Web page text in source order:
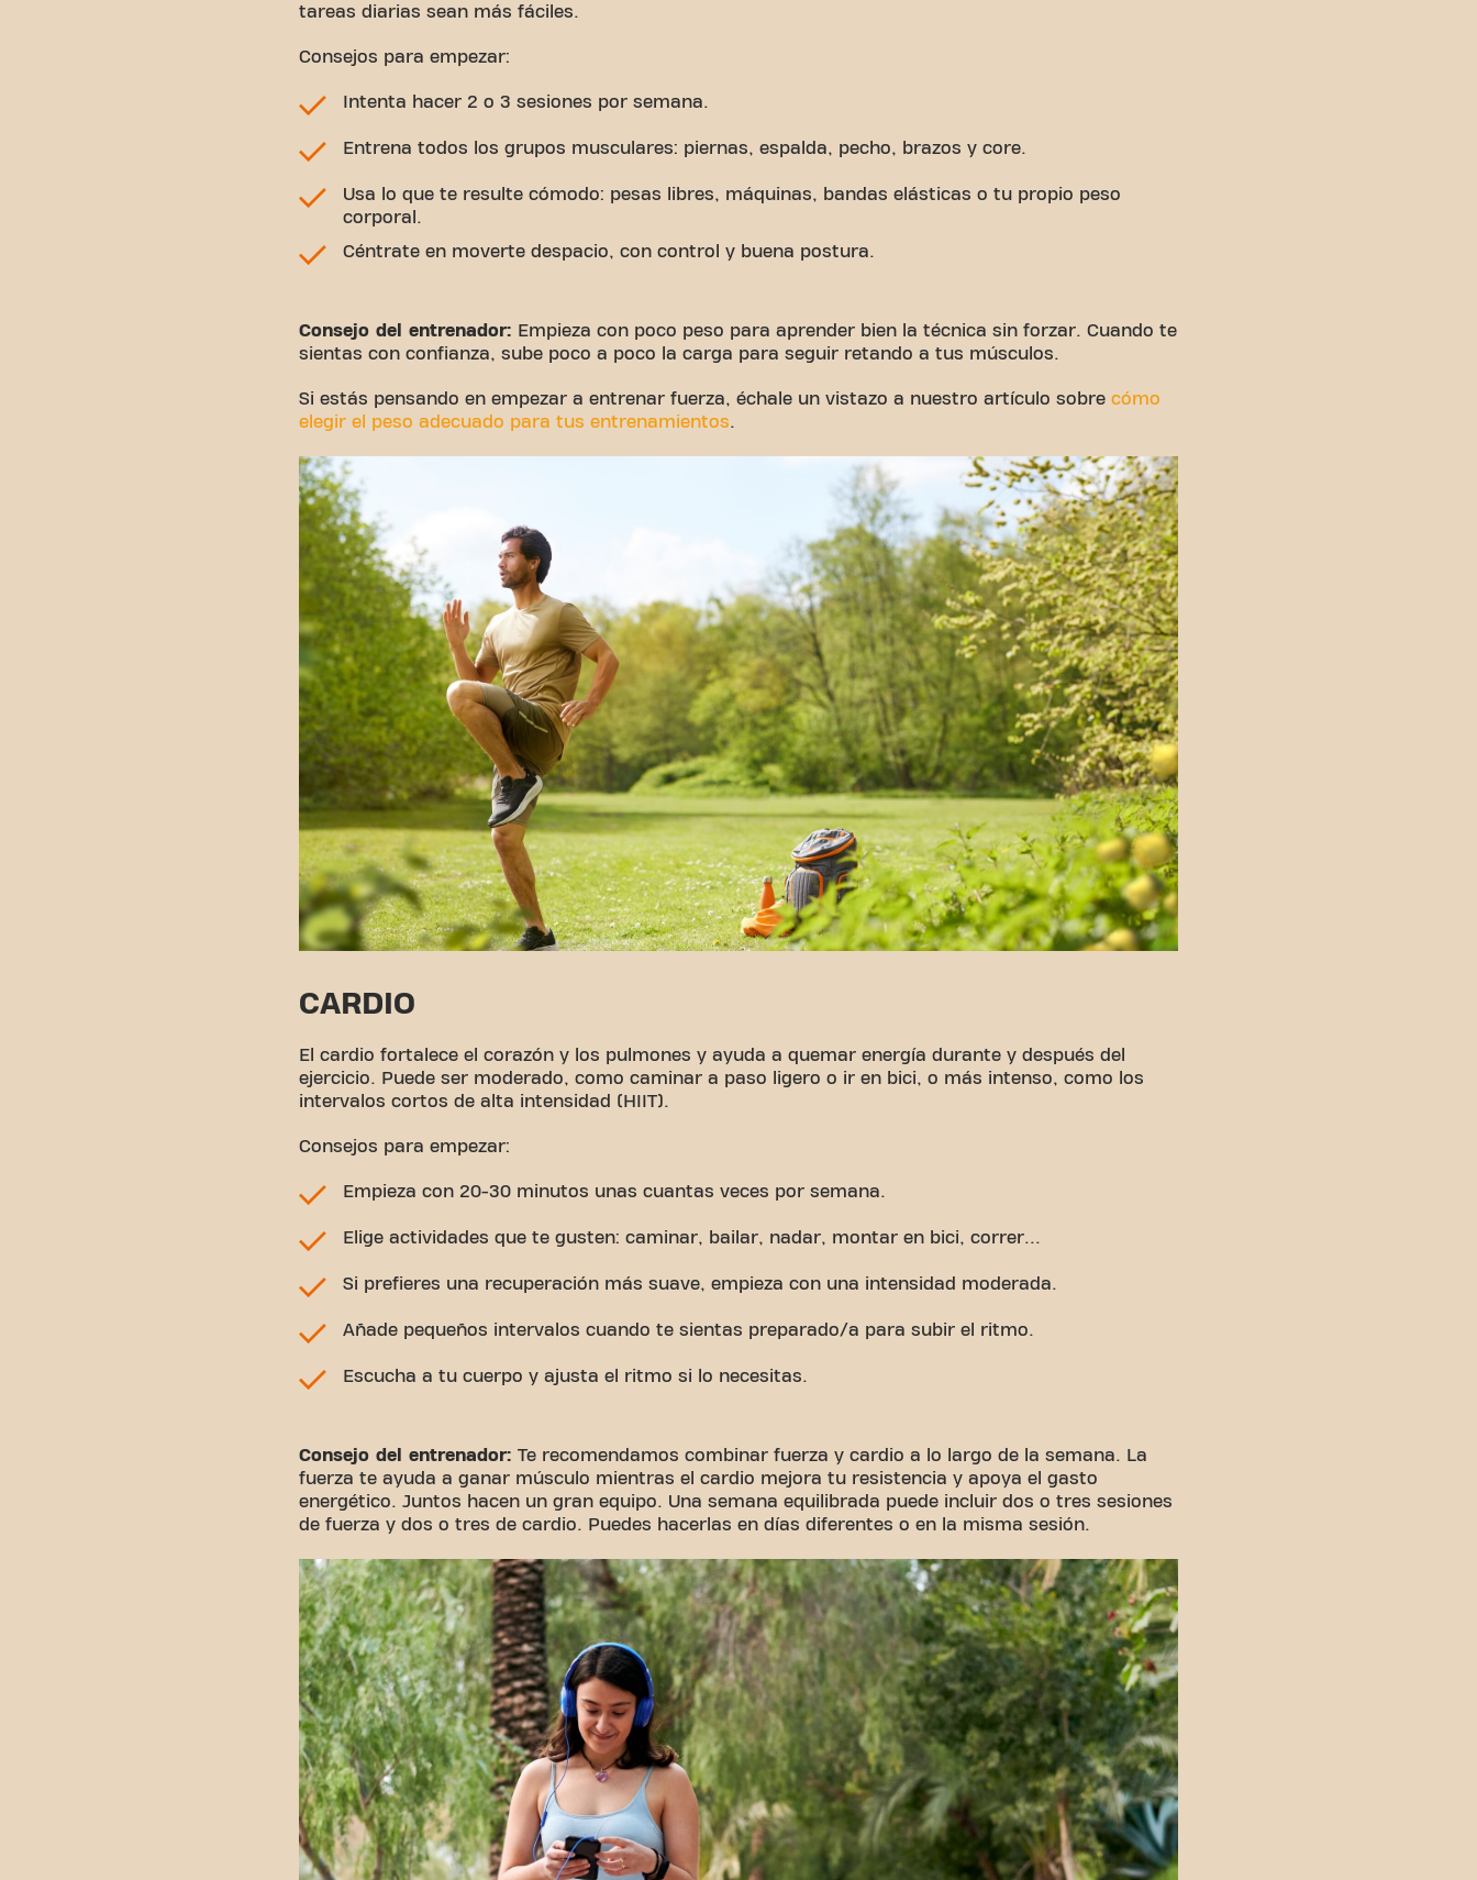
tareas diarias sean más fáciles.
Consejos para empezar:
Intenta hacer 2 o 3 sesiones por semana.
Entrena todos los grupos musculares: piernas, espalda, pecho, brazos y core.
Usa lo que te resulte cómodo: pesas libres, máquinas, bandas elásticas o tu propio peso
corporal.
Céntrate en moverte despacio, con control y buena postura.
Consejo del entrenador: Empieza con poco peso para aprender bien la técnica sin forzar. Cuando te
sientas con confianza, sube poco a poco la carga para seguir retando a tus músculos.
Si estás pensando en empezar a entrenar fuerza, échale un vistazo a nuestro artículo sobre cómo
elegir el peso adecuado para tus entrenamientos.
CARDIO
El cardio fortalece el corazón y los pulmones y ayuda a quemar energía durante y después del
ejercicio. Puede ser moderado, como caminar a paso ligero o ir en bici, o más intenso, como los
intervalos cortos de alta intensidad (HIIT).
Consejos para empezar:
Empieza con 20-30 minutos unas cuantas veces por semana.
Elige actividades que te gusten: caminar, bailar, nadar, montar en bici, correr...
Si prefieres una recuperación más suave, empieza con una intensidad moderada.
Añade pequeños intervalos cuando te sientas preparado/a para subir el ritmo.
Escucha a tu cuerpo y ajusta el ritmo si lo necesitas.
Consejo del entrenador: Te recomendamos combinar fuerza y cardio a lo largo de la semana. La
fuerza te ayuda a ganar músculo mientras el cardio mejora tu resistencia y apoya el gasto
energético. Juntos hacen un gran equipo. Una semana equilibrada puede incluir dos o tres sesiones
de fuerza y dos o tres de cardio. Puedes hacerlas en días diferentes o en la misma sesión.